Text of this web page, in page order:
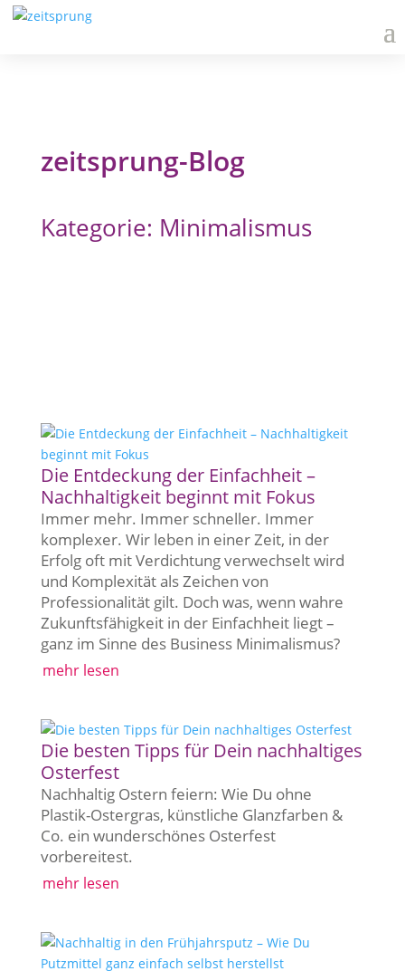
zeitsprung-Blog
Kategorie: Minimalismus
Die Entdeckung der Einfachheit –
Nachhaltigkeit beginnt mit Fokus
Immer mehr. Immer schneller. Immer
komplexer. Wir leben in einer Zeit, in der
Erfolg oft mit Verdichtung verwechselt wird
und Komplexität als Zeichen von
Professionalität gilt. Doch was, wenn wahre
Zukunftsfähigkeit in der Einfachheit liegt –
ganz im Sinne des Business Minimalismus?
mehr lesen
Die besten Tipps für Dein nachhaltiges
Osterfest
Nachhaltig Ostern feiern: Wie Du ohne
Plastik-Ostergras, künstliche Glanzfarben &
Co. ein wunderschönes Osterfest
vorbereitest.
mehr lesen